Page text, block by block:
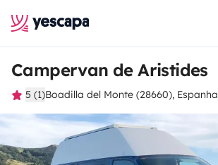
Campervan de Aristides
5 (1)Boadilla del Monte (28660), Espanha